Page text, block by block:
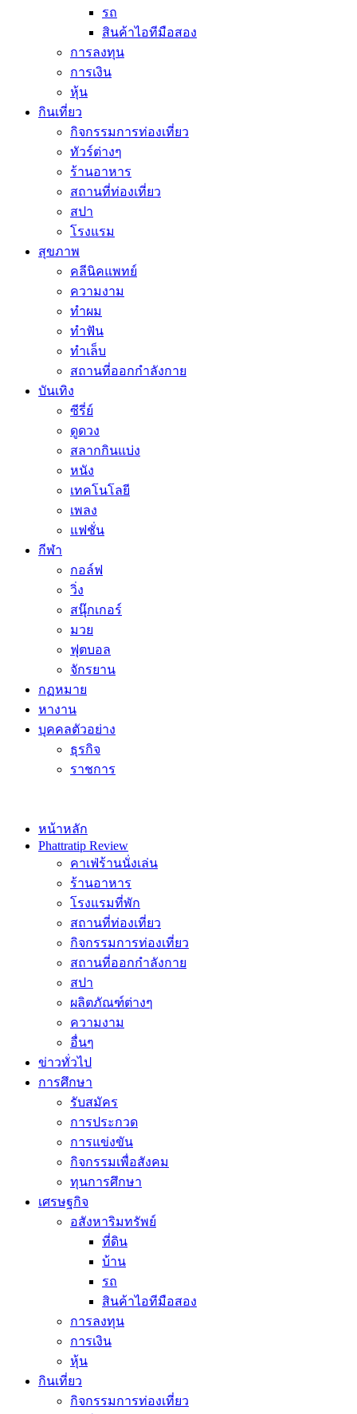
รถ
สินค้าไอทีมือสอง
การลงทุน
การเงิน
หุ้น
กินเที่ยว
กิจกรรมการท่องเที่ยว
ทัวร์ต่างๆ
ร้านอาหาร
สถานที่ท่องเที่ยว
สปา
โรงแรม
สุขภาพ
คลีนิคแพทย์
ความงาม
ทำผม
ทำฟัน
ทำเล็บ
สถานที่ออกกำลังกาย
บันเทิง
ซีรี่ย์
ดูดวง
สลากกินแบ่ง
หนัง
เทคโนโลยี
เพลง
แฟชั่น
กีฬา
กอล์ฟ
วิ่ง
สนุ๊กเกอร์
มวย
ฟุตบอล
จักรยาน
กฏหมาย
หางาน
บุคคลตัวอย่าง
ธุรกิจ
ราชการ
หน้าหลัก
Phattratip Review
คาเฟ่ร้านนั่งเล่น
ร้านอาหาร
โรงแรมที่พัก
สถานที่ท่องเที่ยว
กิจกรรมการท่องเที่ยว
สถานที่ออกกำลังกาย
สปา
ผลิตภัณฑ์ต่างๆ
ความงาม
อื่นๆ
ข่าวทั่วไป
การศึกษา
รับสมัคร
การประกวด
การแข่งขัน
กิจกรรมเพื่อสังคม
ทุนการศึกษา
เศรษฐกิจ
อสังหาริมทรัพย์
ที่ดิน
บ้าน
รถ
สินค้าไอทีมือสอง
การลงทุน
การเงิน
หุ้น
กินเที่ยว
กิจกรรมการท่องเที่ยว